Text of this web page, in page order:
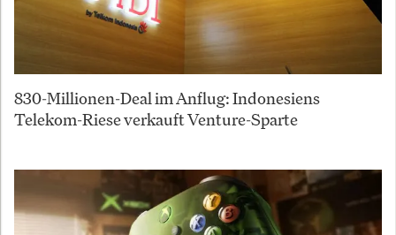
830-Millionen-Deal im Anflug: Indonesiens
Telekom-Riese verkauft Venture-Sparte